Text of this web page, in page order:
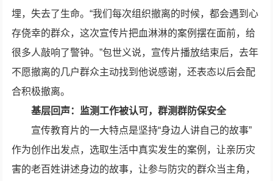
埋，失去了生命。“我们每次组织撤离的时候，都会遇到心
存侥幸的群众，这次宣传片把血淋淋的案例摆在面前，给
很多人敲响了警钟。”包世义说，宣传片播放结束后，去年
不愿撤离的几户群众主动找到他说感谢，还表态以后会配
合积极撤离。
基层回声：监测工作被认可，群测群防保安全
宣传教育片的一大特点是坚持“身边人讲自己的故事”
作为创作出发点，选取生活中真实发生的案例，让亲历灾
害的老百姓讲述身边的故事，让参与防灾的群众当主角，